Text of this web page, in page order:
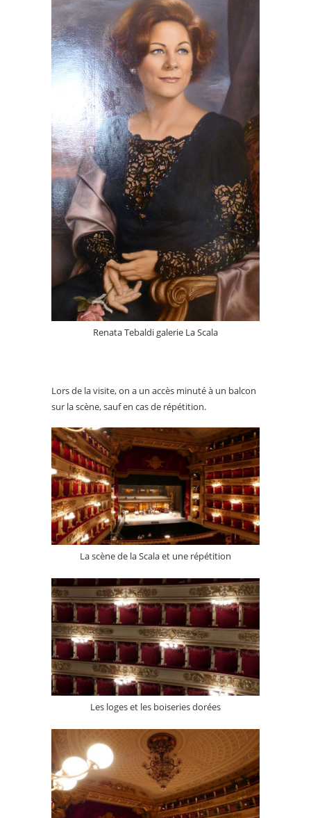
Renata Tebaldi galerie La Scala
Lors de la visite, on a un accès minuté à un balcon
sur la scène, sauf en cas de répétition.
La scène de la Scala et une répétition
Les loges et les boiseries dorées